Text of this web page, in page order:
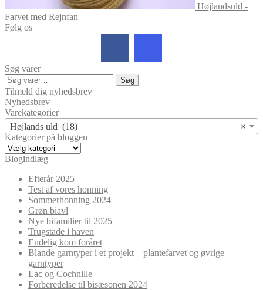
Højlandsuld -
Farvet med Rejnfan
Følg os
Søg varer
Søg
efter:
Søg
Tilmeld dig nyhedsbrev
Nyhedsbrev
Varekategorier
×
Højlands uld (18)
Kategorier på bloggen
Kategorier
på
Blogindlæg
Efterår 2025
Test af vores honning
Sommerhonning 2024
Grøn biavl
Nye bifamilier til 2025
Trugstade i haven
Endelig kom foråret
Blande garntyper i et projekt – plantefarvet og øvrige
garntyper
Lac og Cochnille
Forberedelse til bisæsonen 2024